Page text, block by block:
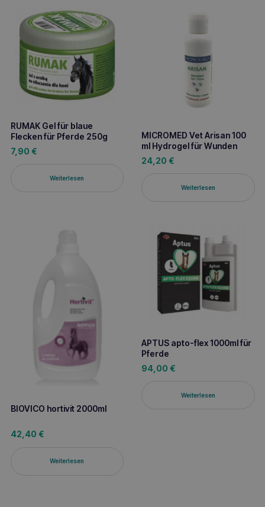
RUMAK Gel für blaue
Flecken für Pferde 250g
7,90 €
Weiterlesen
MICROMED Vet Arisan 100
ml Hydrogel für Wunden
24,20 €
Weiterlesen
BIOVICO hortivit 2000ml
42,40 €
Weiterlesen
APTUS apto-flex 1000ml für
Pferde
94,00 €
Weiterlesen